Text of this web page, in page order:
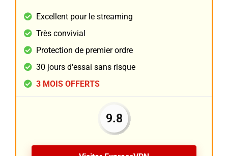
Excellent pour le streaming
Très convivial
Protection de premier ordre
30 jours d'essai sans risque
3 MOIS OFFERTS
9.8